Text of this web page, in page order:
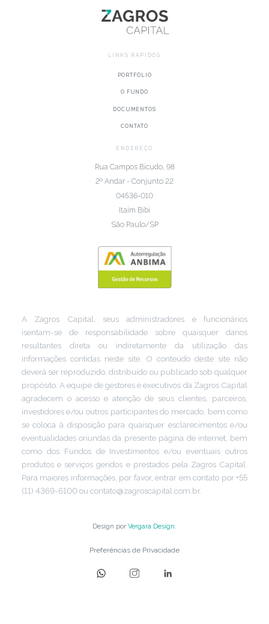
LINKS RÁPIDOS
PORTFÓLIO
O FUNDO
DOCUMENTOS
CONTATO
ENDEREÇO
Rua Campos Bicudo, 98
2º Andar - Conjunto 22
04536-010
Itaim Bibi
São Paulo/SP
A Zagros Capital, seus administradores e funcionários
isentam-se de responsabilidade sobre quaisquer danos
resultantes direta ou indiretamente da utilização das
informações contidas neste site. O conteúdo deste site não
deverá ser reproduzido, distribuído ou publicado sob qualquer
propósito. A equipe de gestores e executivos da Zagros Capital
agradecem o acesso e atenção de seus clientes, parceiros,
investidores e/ou outros participantes do mercado, bem como
se coloca à disposição para quaisquer esclarecimentos e/ou
eventualidades oriundas da presente página de internet, bem
como dos Fundos de Investimentos e/ou eventuais outros
produtos e serviços geridos e prestados pela Zagros Capital.
Para maiores informações, por favor, entrar em contato por +55
(11) 4369-6100 ou contato@zagroscapital.com.br.
Design por Vergara Design
Preferências de Privacidade